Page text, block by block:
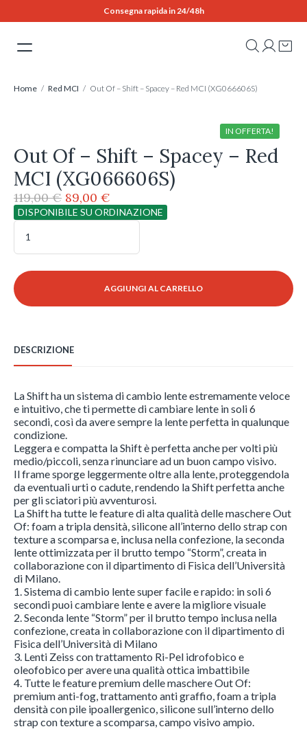
to
Consegna rapida in 24/48h
Home / Red MCI / Out Of – Shift – Spacey – Red MCI (XG066606S)
IN OFFERTA!
Out Of – Shift – Spacey – Red
MCI (XG066606S)
119,00€ Il
prezzo
originale
119,00 €.
89,00 €
prezzo
attuale
89,00 €.
DISPONIBILE SU ORDINAZIONE
Out
-
-
Spacey
quantità
AGGIUNGI AL CARRELLO
DESCRIZIONE
La Shift ha un sistema di cambio lente estremamente veloce
e intuitivo, che ti permette di cambiare lente in soli 6
secondi, così da avere sempre la lente perfetta in qualunque
condizione.
Leggera e compatta la Shift è perfetta anche per volti più
medio/piccoli, senza rinunciare ad un buon campo visivo.
Il frame sporge leggermente oltre alla lente, proteggendola
da eventuali urti o cadute, rendendo la Shift perfetta anche
per gli sciatori più avventurosi.
La Shift ha tutte le feature di alta qualità delle maschere Out
Of: foam a tripla densità, silicone all’interno dello strap con
texture a scomparsa e, inclusa nella confezione, la seconda
lente ottimizzata per il brutto tempo “Storm”, creata in
collaborazione con il dipartimento di Fisica dell’Università
di Milano.
1. Sistema di cambio lente super facile e rapido: in soli 6
secondi puoi cambiare lente e avere la migliore visuale
2. Seconda lente “Storm” per il brutto tempo inclusa nella
confezione, creata in collaborazione con il dipartimento di
Fisica dell’Università di Milano
3. Lenti Zeiss con trattamento Ri-Pel idrofobico e
oleofobico per avere una qualità ottica imbattibile
4. Tutte le feature premium delle maschere Out Of:
premium anti-fog, trattamento anti graffio, foam a tripla
densità con pile ipoallergenico, silicone sull’interno dello
strap con texture a scomparsa, campo visivo ampio.